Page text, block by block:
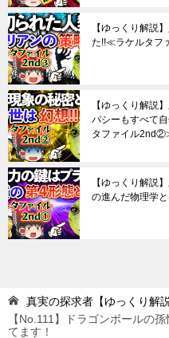
【ゆっくり解説
た!!≪ラケルタ
【ゆっくり解説
パシーもすべて
タファイル
【ゆっくり解説
の進んだ物理学
真実の探求者【ゆっくり解説
【No.111】ドラゴンボールの
てます！